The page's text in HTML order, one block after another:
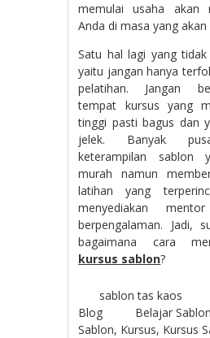
memulai usaha akan
Anda di masa yang akan
Satu hal lagi yang
yaitu jangan hanya
pelatihan. Jangan
tempat kursus yang
tinggi pasti bagus dan
jelek. Banyak
keterampilan sablon
murah namun
latihan yang
menyediakan
berpengalaman. Jadi,
bagaimana cara
kursus sablon?
sablon tas kaos
Blog
Belajar Sablon
Sablon, Kursus, Kursus